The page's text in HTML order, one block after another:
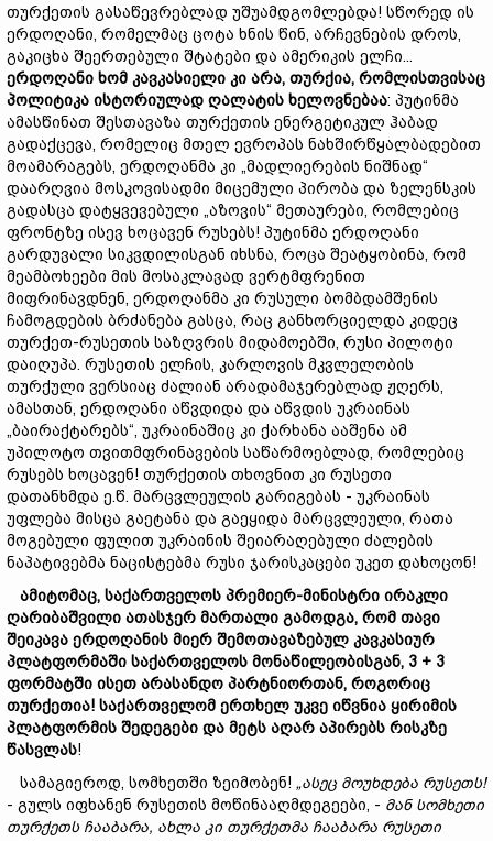
თურქეთის გასაწევრებლად უშუამდგომლებდა! სწორედ ის
ერდოღანი, რომელმაც ცოტა ხნის წინ, არჩევნების დროს,
გაკიცხა შეერთებული შტატები და ამერიკის ელჩი...
ერდოღანი ხომ კავკასიელი კი არა, თურქია, რომლისთვისაც
პოლიტიკა ისტორიულად ღალატის ხელოვნებაა: პუტინმა
ამასწინათ შესთავაზა თურქეთის ენერგეტიკულ ჰაბად
გადაქცევა, რომელიც მთელ ევროპას ნახშირწყალბადებით
მოამარაგებს, ერდოღანმა კი „მადლიერების ნიშნად“
დაარღვია მოსკოვისადმი მიცემული პირობა და ზელენსკის
გადასცა დატყვევებული „აზოვის“ მეთაურები, რომლებიც
ფრონტზე ისევ ხოცავენ რუსებს! პუტინმა ერდოღანი
გარდუვალი სიკვდილისგან იხსნა, როცა შეატყობინა, რომ
მეამბოხეები მის მოსაკლავად ვერტმფრენით
მიფრინავდნენ, ერდოღანმა კი რუსული ბომბდამშენის
ჩამოგდების ბრძანება გასცა, რაც განხორციელდა კიდეც
თურქეთ-რუსეთის საზღვრის მიდამოებში, რუსი პილოტი
დაიღუპა. რუსეთის ელჩის, კარლოვის მკვლელობის
თურქული ვერსიაც ძალიან არადამაჯერებლად ჟღერს,
ამასთან, ერდოღანი აწვდიდა და აწვდის უკრაინას
„ბაირაქტარებს“, უკრაინაშიც კი ქარხანა ააშენა ამ
უპილოტო თვითმფრინავების საწარმოებლად, რომლებიც
რუსებს ხოცავენ! თურქეთის თხოვნით კი რუსეთი
დათანხმდა ე.წ. მარცვლეულის გარიგებას - უკრაინას
უფლება მისცა გაეტანა და გაეყიდა მარცვლეული, რათა
მოგებული ფულით უკრაინის შეიარაღებული ძალების
ნაპატივებმა ნაცისტებმა რუსი ჯარისკაცები უკეთ დახოცონ!
ამიტომაც, საქართველოს პრემიერ-მინისტრი ირაკლი
ღარიბაშვილი ათასჯერ მართალი გამოდგა, რომ თავი
შეიკავა ერდოღანის მიერ შემოთავაზებულ კავკასიურ
პლატფორმაში საქართველოს მონაწილეობისგან, 3 + 3
ფორმატში ისეთ არასანდო პარტნიორთან, როგორიც
თურქეთია! საქართველომ ერთხელ უკვე იწვნია ყირიმის
პლატფორმის შედეგები და მეტს აღარ აპირებს რისკზე
წასვლას!
სამაგიეროდ, სომხეთში ზეიმობენ! „ასეც მოუხდება რუსეთს!
- გულს იფხანენ რუსეთის მოწინააღმდეგეები, - მან სომხეთი
თურქეთს ჩააბარა, ახლა კი თურქეთმა ჩააბარა რუსეთი